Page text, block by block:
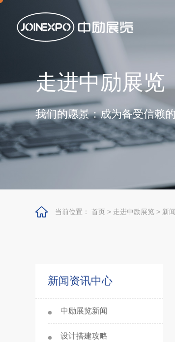
走进中励展览
我们的愿景：成为备受信赖
当前位置： 首页 > 走进中励展览 > 新
新闻资讯中心
中励展览新闻
设计搭建攻略